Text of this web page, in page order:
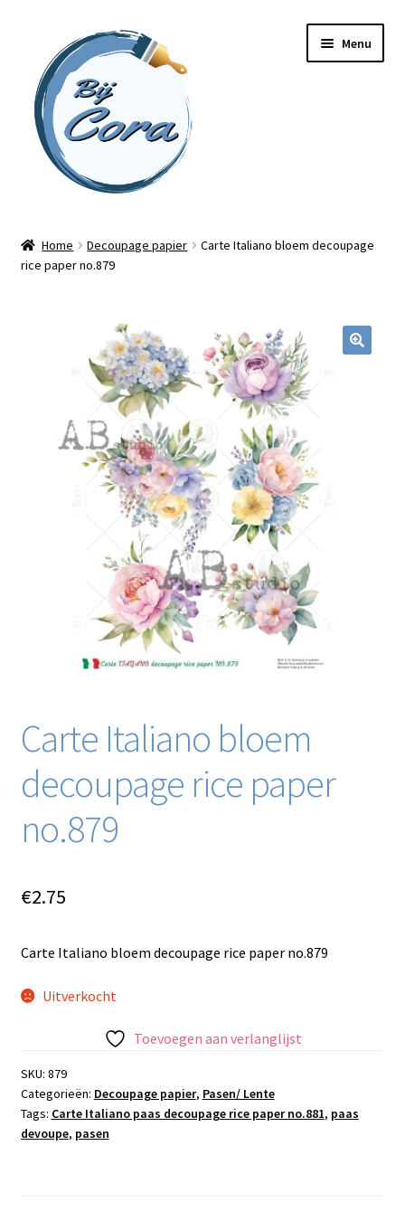
naar
navigatie
inhoud
Menu
Workshops
Blog / DIY / Tutorials
Home Decoupage papier
Carte Italiano bloem decoupage
rice paper no.879
Carte Italiano bloem
decoupage rice paper
no.879
€2.75
Carte Italiano bloem decoupage rice paper no.879
Uitverkocht
Toevoegen aan verlanglijst
SKU: 879
Categorieën: Decoupage papier, Pasen/ Lente
Tags: Carte Italiano paas decoupage rice paper no.881, paas
devoupe, pasen